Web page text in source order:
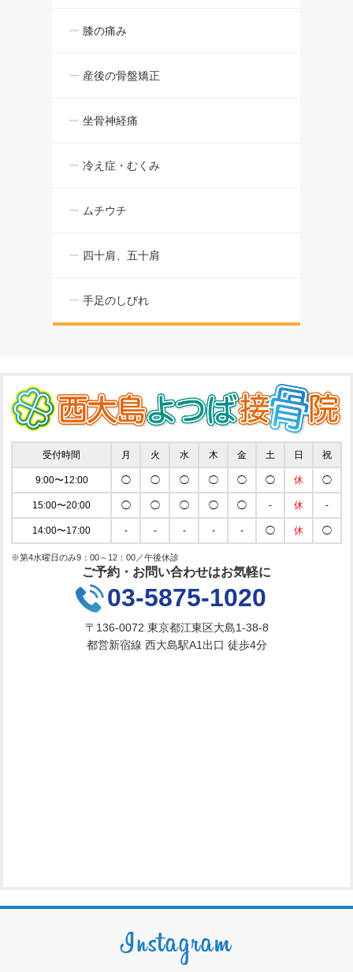
膝の痛み
産後の骨盤矯正
坐骨神経痛
冷え症・むくみ
ムチウチ
四十肩、五十肩
手足のしびれ
受付時間 月 火 水 木 金 土 日 祝
9:00〜12:00 ◯ ◯ ◯ ◯ ◯ ◯ 休 ◯
15:00〜20:00 ◯ ◯ ◯ ◯ ◯ - 休 -
14:00〜17:00 - - - - - ◯ 休 ◯
※第4水曜日のみ9：00～12：00／午後休診
ご予約・お問い合わせはお気軽に
03-5875-1020
〒136-0072 東京都江東区大島1-38-8
都営新宿線 西大島駅A1出口 徒歩4分
Instagram